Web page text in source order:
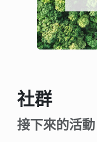
社群
接下來的活動